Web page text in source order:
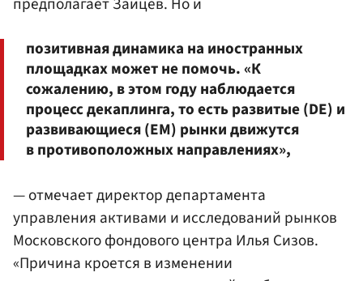
позитивная динамика на иностранных
площадках может не помочь. «К
сожалению, в этом году наблюдается
процесс декаплинга, то есть развитые (DE) и
развивающиеся (EM) рынки движутся
в противоположных направлениях»,
— отмечает директор департамента
управления активами и исследований рынков
Московского фондового центра Илья Сизов.
«Причина кроется в изменении